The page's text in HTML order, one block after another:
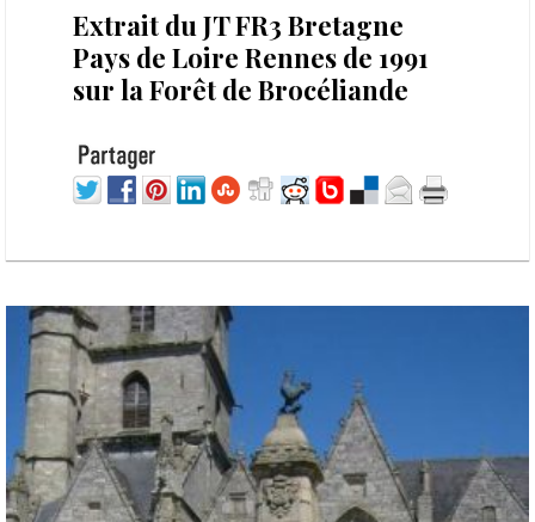
Extrait du JT FR3 Bretagne
Pays de Loire Rennes de 1991
sur la Forêt de Brocéliande